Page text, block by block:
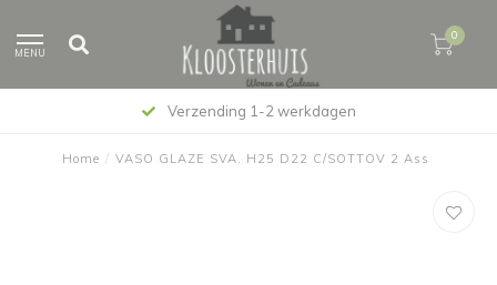
MENU
0
Verzending 1-2 werkdagen
Home / VASO GLAZE SVA. H25 D22 C/SOTTOV 2 Ass